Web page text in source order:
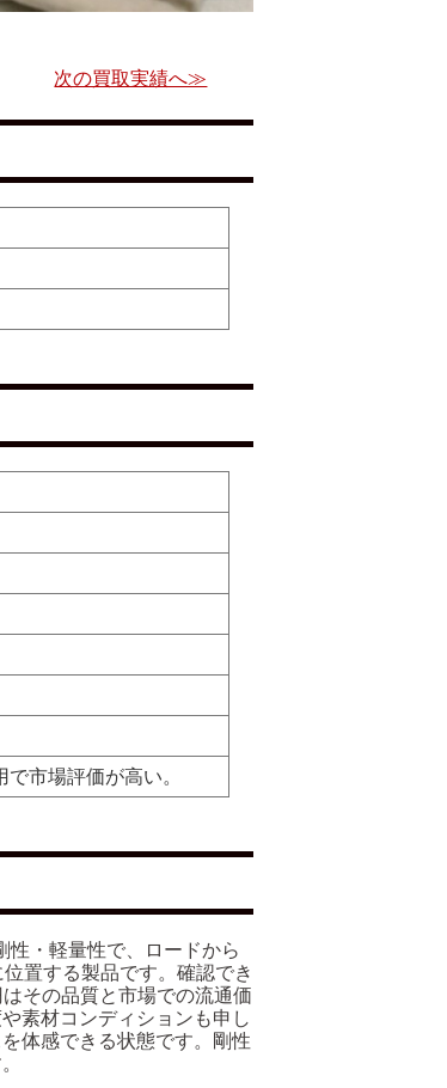
次の買取実績へ≫
市場評価が高い。
・軽量性で、ロードから
置する製品です。確認でき
その品質と市場での流通価
素材コンディションも申し
体感できる状態です。剛性